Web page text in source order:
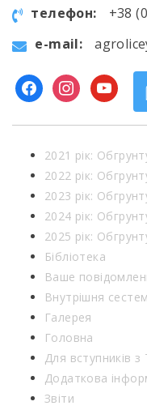
телефон:
+38
e-mail:
facebookinstagram
youtube
2021 рік:
2022 рік:
2023 рік:
2024 рік:
2025 рік:
Бібліотека
Ваше
Внутрішня
Галерея
Головна
Для вступників
Додаткова
Звіти